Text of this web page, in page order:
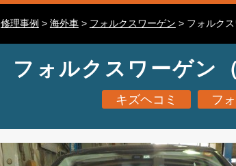
修理事例 > 海外車> フォルクスワーゲン > フォルク
フォルクスワーゲン
キズヘコミ フ